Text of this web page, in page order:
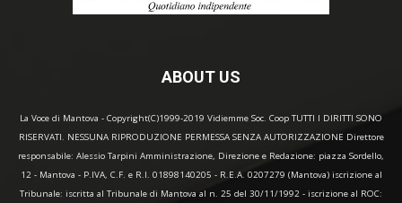
ABOUT US
La Voce di Mantova - Copyright(C)1999-2019 Vidiemme Soc. Coop TUTTI I DIRITTI SONO
RISERVATI. NESSUNA RIPRODUZIONE PERMESSA SENZA AUTORIZZAZIONE Direttore
responsabile: Alessio Tarpini Amministrazione, Direzione e Redazione: piazza Sordello,
12 - Mantova - P.IVA, C.F. e R.I. 01898140205 - R.E.A. 0207279 (Mantova) iscrizione al
Tribunale: iscritta al Tribunale di Mantova al n. 25 del 30/11/1992 - iscrizione al ROC: